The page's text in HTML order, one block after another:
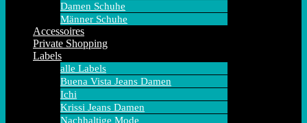
Damen Schuhe
Männer Schuhe
Accessoires
Private Shopping
Labels
alle Labels
Buena Vista Jeans Damen
Ichi
Krissi Jeans Damen
Nachhaltige Mode